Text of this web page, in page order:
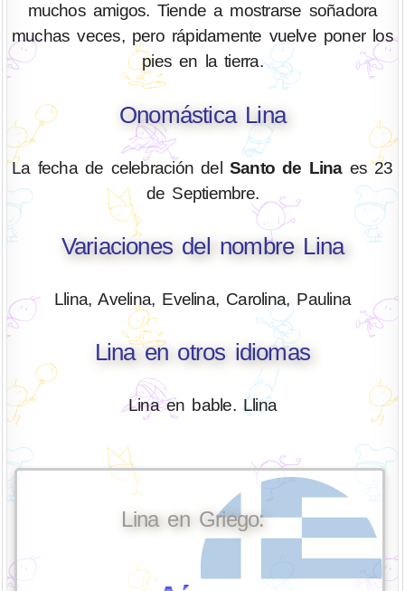
muchos amigos. Tiende a mostrarse soñadora
muchas veces, pero rápidamente vuelve poner los
pies en la tierra.
Onomástica Lina
La fecha de celebración del Santo de Linaes 23
de Septiembre.
Variaciones del nombre Lina
Llina, Avelina, Evelina, Carolina, Paulina
Lina en otros idiomas
Lina en bable. Llina
Lina en Griego: